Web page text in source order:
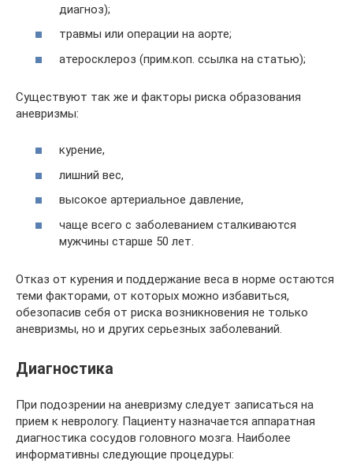
диагноз);
травмы или операции на аорте;
атеросклероз (прим.коп. ссылка на статью);
Существуют так же и факторы риска образования
аневризмы:
курение,
лишний вес,
высокое артериальное давление,
чаще всего с заболеванием сталкиваются
мужчины старше 50 лет.
Отказ от курения и поддержание веса в норме остаются
теми факторами, от которых можно избавиться,
обезопасив себя от риска возникновения не только
аневризмы, но и других серьезных заболеваний.
Диагностика
При подозрении на аневризму следует записаться на
прием к неврологу. Пациенту назначается аппаратная
диагностика сосудов головного мозга. Наиболее
информативны следующие процедуры: